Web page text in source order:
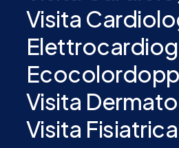
Visita
Visita
Visita Fisiatrica